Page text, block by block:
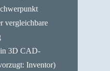
vergleichbare
in 3D CAD-
Inventor)